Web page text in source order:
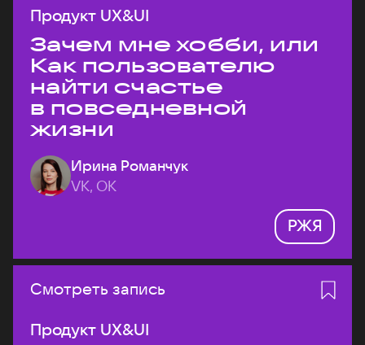
Продукт UX&UI
Зачем мне хобби, или
Как пользователю
найти счастье
в повседневной
жизни
Ирина Романчук
VK, ОК
РЖЯ
Смотреть запись
Продукт UX&UI